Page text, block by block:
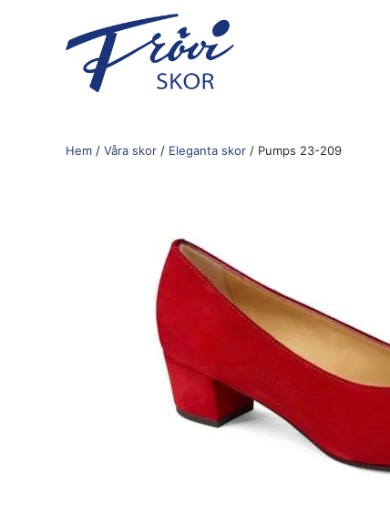
Hem / Våra skor / Eleganta skor / Pumps 23-209